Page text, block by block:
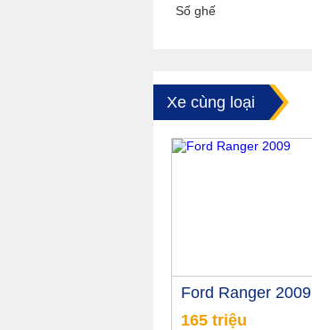
Số ghế
Xe cùng loại
Ford Ranger 2009
165 triệu